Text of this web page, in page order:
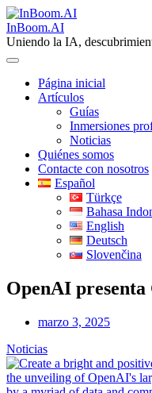
Skip
to
content
InBoom.AI
Uniendo la IA,
Página inicial
Artículos
Guías
Inmersiones
Noticias
Quiénes somos
Contacte con nosotros
Español
Türkçe
Bahasa
English
Deutsch
Slovenčina
OpenAI presenta
marzo 3, 2025
Noticias